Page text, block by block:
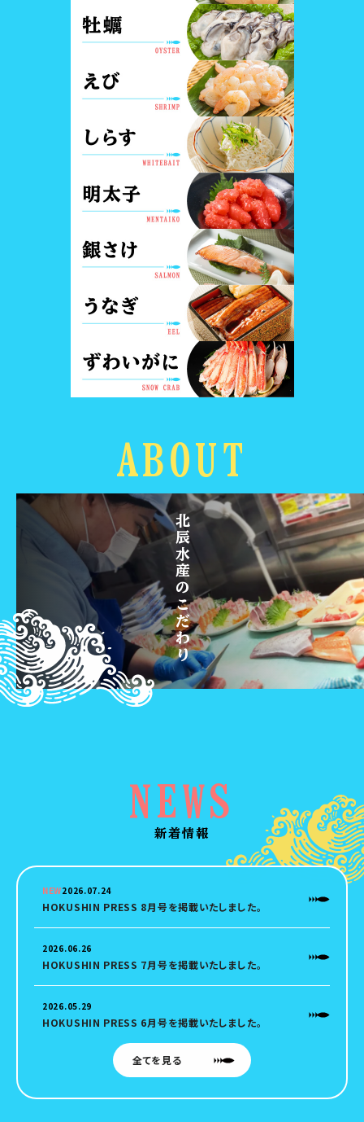
ABOUT
北辰水産のこだわり
NEWS
新着情報
NEW2026.07.24
HOKUSHIN PRESS 8月号を掲載いたしました。
2026.06.26
HOKUSHIN PRESS 7月号を掲載いたしました。
2026.05.29
HOKUSHIN PRESS 6月号を掲載いたしました。
全てを見る